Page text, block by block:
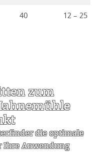
40 12 – 25
zum
die optimale
Ihre Anwendung